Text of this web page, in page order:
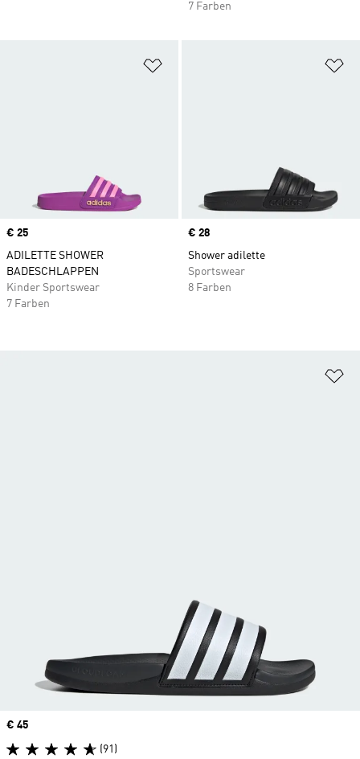
7 Farben
Price
€ 25
ADILETTE SHOWER
BADESCHLAPPEN
Kinder Sportswear
7 Farben
Price
€ 28
Shower adilette
Sportswear
8 Farben
Price
€ 45
(91)